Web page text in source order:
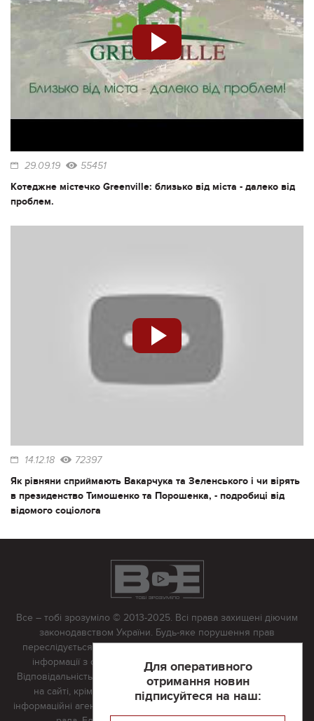
29.09.19 55451
Котеджне містечко Greenville: близько від міста - далеко від
проблем.
14.12.18 72397
Як рівняни сприймають Вакарчука та Зеленського і чи вірять
в президенство Тимошенко та Порошенка, - подробиці від
відомого соціолога
Для оперативного
отримання новин
підписуйтеся на наш:
Все – тобі зрозуміло © 2013-2025. Всі права захищені діючим
законодавством України. Будь-яке порушення прав
переслідується в судовому порядку. Будь-яке відтворення
інформації з сайту тільки з письмово дозволу редакції.
Відповідальність за достовірність усіх матеріалів, розміщених
на сайті, крім матеріалів, які містять посилання на інші
інформаційні агентства або інтернет-видання, несе редакційна